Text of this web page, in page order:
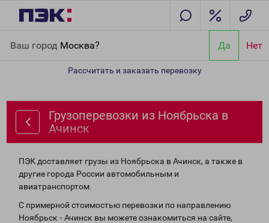
Ваш город Москва? Да Нет
Рассчитать и заказать перевозку
Грузоперевозки из Ноябрьска в
Ачинск
ПЭК доставляет грузы из Ноябрьска в Ачинск, а также в
другие города России автомобильным и
авиатранспортом.
С примерной стоимостью перевозки по направлению
Ноябрьск - Ачинск вы можете ознакомиться на сайте,